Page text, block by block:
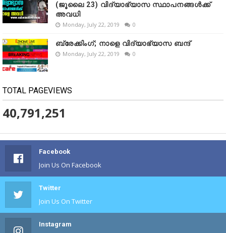
(ജൂലൈ 23) വിദ്യാഭ്യാസ സ്ഥാപനങ്ങൾക്ക്
അവധി
Monday, July 22, 2019 0
ബ്രേക്കിംഗ്; നാളെ വിദ്യാഭ്യാസ ബന്ദ്
Monday, July 22, 2019 0
TOTAL PAGEVIEWS
40,791,251
Facebook
Join Us On Facebook
Twitter
Join Us On Twitter
Instagram